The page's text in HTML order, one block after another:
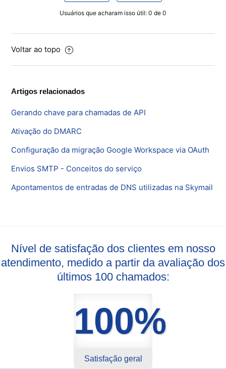
Usuários que acharam isso útil: 0 de 0
Voltar ao topo
Artigos relacionados
Gerando chave para chamadas de API
Ativação do DMARC
Configuração da migração Google Workspace via OAuth
Envios SMTP - Conceitos do serviço
Apontamentos de entradas de DNS utilizadas na Skymail
Nível de satisfação dos clientes em nosso
atendimento, medido a partir da avaliação dos
últimos 100 chamados:
100%
Satisfação geral